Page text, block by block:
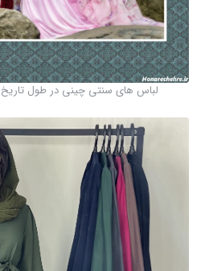
لباس های سنتی چینی در طول